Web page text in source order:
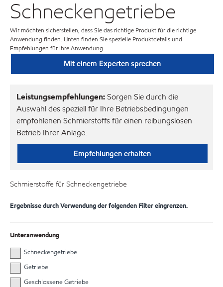
Schneckengetriebe
Wir möchten sicherstellen, dass Sie das richtige Produkt für die richtige
Anwendung finden. Unten finden Sie spezielle Produktdetails und
Empfehlungen für Ihre Anwendung.
Mit einem Experten sprechen
Leistungsempfehlungen:Sorgen Sie durch die
Auswahl des speziell für Ihre Betriebsbedingungen
empfohlenen Schmierstoffs für einen reibungslosen
Betrieb Ihrer Anlage.
Empfehlungen erhalten
Schmierstoffe für Schneckengetriebe
Ergebnisse durch Verwendung der folgenden Filter eingrenzen.
Unteranwendung
Schneckengetriebe
Getriebe
Geschlossene Getriebe